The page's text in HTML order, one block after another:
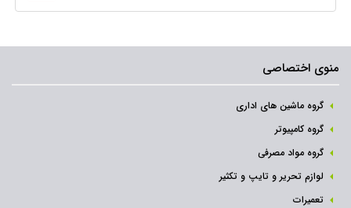
منوی اختصاصی
گروه ماشین های اداری
گروه کامپیوتر
گروه مواد مصرفی
لوازم تحریر و تایپ و تکثیر
تعمیرات